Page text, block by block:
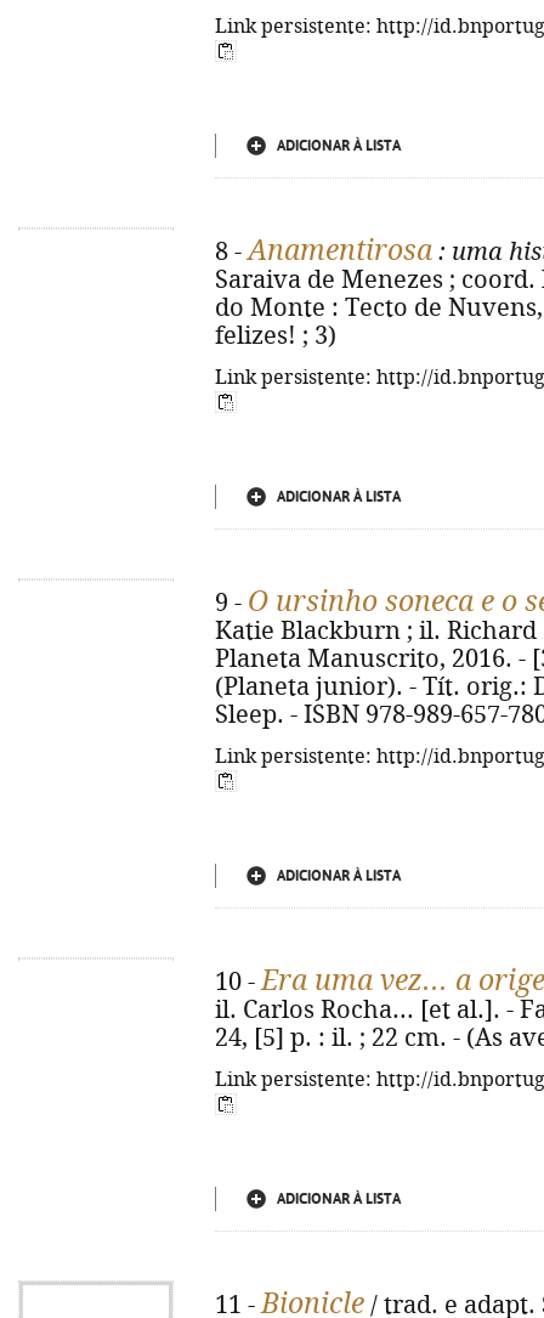
Link persistente: http://
ADICIONAR À LISTA
8 -Anamentirosa : uma
Saraiva de Menezes ;
do Monte : Tecto de
felizes! ; 3)
Link persistente: http://
ADICIONAR À LISTA
9 - O ursinho soneca e o
Katie Blackburn ; il. Richard
Planeta Manuscrito, 2016. -
(Planeta junior). - Tít. orig.:
Sleep. - ISBN 978-989-657-
Link persistente: http://
ADICIONAR À LISTA
10 -Era uma vez... a
il. Carlos Rocha... [et al.]. -
24, [5] p. : il. ; 22 cm. - (As
Link persistente: http://
ADICIONAR À LISTA
11 -Bionicle / trad. e adapt.